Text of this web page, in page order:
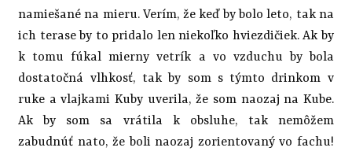
namiešané na mieru. Verím, že keď by bolo leto, tak na
ich terase by to pridalo len niekoľko hviezdičiek. Ak by
k tomu fúkal mierny vetrík a vo vzduchu by bola
dostatočná vlhkosť, tak by som s týmto drinkom v
ruke a vlajkami Kuby uverila, že som naozaj na Kube.
Ak by som sa vrátila k obsluhe, tak nemôžem
zabudnúť nato, že boli naozaj zorientovaný vo fachu!